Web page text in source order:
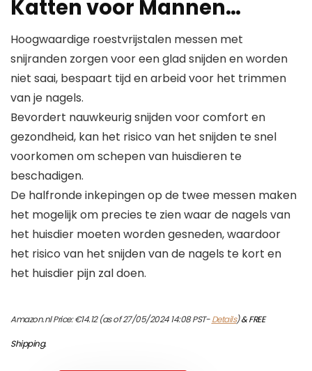
Katten voor Mannen…
Hoogwaardige roestvrijstalen messen met
snijranden zorgen voor een glad snijden en worden
niet saai, bespaart tijd en arbeid voor het trimmen
van je nagels.
Bevordert nauwkeurig snijden voor comfort en
gezondheid, kan het risico van het snijden te snel
voorkomen om schepen van huisdieren te
beschadigen.
De halfronde inkepingen op de twee messen maken
het mogelijk om precies te zien waar de nagels van
het huisdier moeten worden gesneden, waardoor
het risico van het snijden van de nagels te kort en
het huisdier pijn zal doen.
Amazon.nl Price:€14.12(as of 27/05/2024 14:08 PST-Details)&FREE
Shipping.